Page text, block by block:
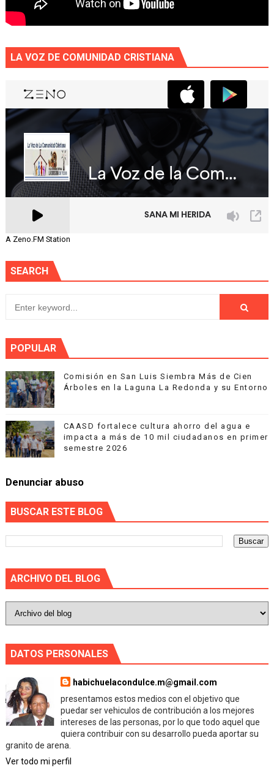
LA VOZ DE COMUNIDAD CRISTIANA
A Zeno.FM Station
SEARCH
POPULAR
Comisión en San Luis Siembra Más de Cien
Árboles en la Laguna La Redonda y su Entorno
CAASD fortalece cultura ahorro del agua e
impacta a más de 10 mil ciudadanos en primer
semestre 2026
Denunciar abuso
BUSCAR ESTE BLOG
ARCHIVO DEL BLOG
DATOS PERSONALES
habichuelacondulce.m@gmail.com
presentamos estos medios con el objetivo que
puedar ser vehiculos de contribución a los mejores
intereses de las personas, por lo que todo aquel que
quiera contribuir con su desarrollo pueda aportar su
granito de arena.
Ver todo mi perfil